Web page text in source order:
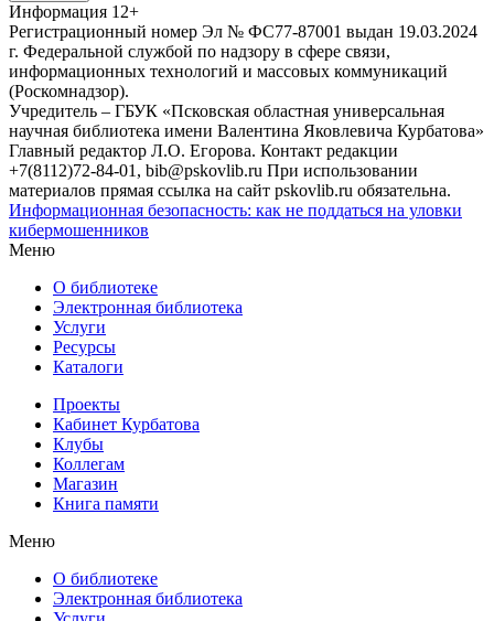
Информация 12+
Регистрационный номер Эл № ФС77-87001 выдан 19.03.2024
г. Федеральной службой по надзору в сфере связи,
информационных технологий и массовых коммуникаций
(Роскомнадзор).
Учредитель – ГБУК «Псковская областная универсальная
научная библиотека имени Валентина Яковлевича Курбатова»
Главный редактор Л.О. Егорова. Контакт редакции
+7(8112)72-84-01, bib@pskovlib.ru При использовании
материалов прямая ссылка на сайт pskovlib.ru обязательна.
Информационная безопасность: как не поддаться на уловки
кибермошенников
Меню
О библиотеке
Электронная библиотека
Услуги
Ресурсы
Каталоги
Проекты
Кабинет Курбатова
Клубы
Коллегам
Магазин
Книга памяти
Меню
О библиотеке
Электронная библиотека